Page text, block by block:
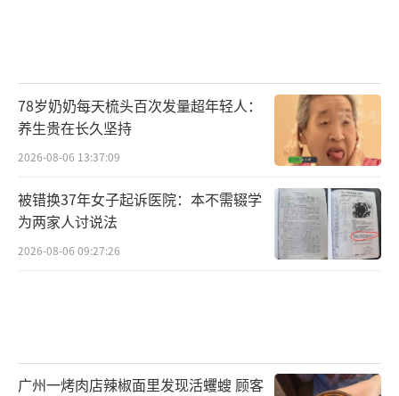
78岁奶奶每天梳头百次发量超年轻人：
养生贵在长久坚持
2026-08-06 13:37:09
被错换37年女子起诉医院：本不需辍学
为两家人讨说法
2026-08-06 09:27:26
广州一烤肉店辣椒面里发现活蠼螋 顾客